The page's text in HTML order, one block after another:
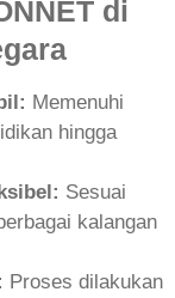
di
Memenuhi
hingga
Sesuai
kalangan
Proses dilakukan